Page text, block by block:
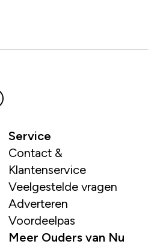
Service
Contact &
Klantenservice
Veelgestelde vragen
Adverteren
Voordeelpas
Meer Ouders van Nu